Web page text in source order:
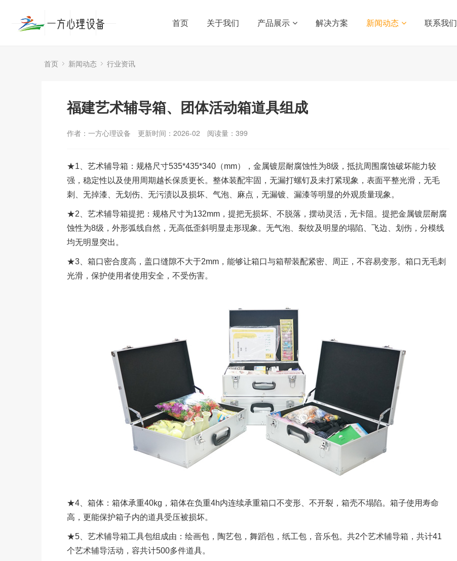
首页 关于我们 产品展示 解决方案 新闻动态 联系我们
首页 新闻动态 行业资讯
福建艺术辅导箱、团体活动箱道具组成
作者：一方心理设备 更新时间：2026-02 阅读量： 399
★1、艺术辅导箱：规格尺寸535*435*340（mm），金属镀层耐腐蚀性为8级，抵抗周围腐蚀破坏能力较
强，稳定性以及使用周期越长保质更长。整体装配牢固，无漏打螺钉及未打紧现象，表面平整光滑，无毛
刺、无掉漆、无划伤、无污渍以及损坏、气泡、麻点，无漏镀、漏漆等明显的外观质量现象。
★2、艺术辅导箱提把：规格尺寸为132mm，提把无损坏、不脱落，摆动灵活，无卡阻。提把金属镀层耐腐
蚀性为8级，外形弧线自然，无高低歪斜明显走形现象。无气泡、裂纹及明显的塌陷、飞边、划伤，分模线
均无明显突出。
★3、箱口密合度高，盖口缝隙不大于2mm，能够让箱口与箱帮装配紧密、周正，不容易变形。箱口无毛刺
光滑，保护使用者使用安全，不受伤害。
★4、箱体：箱体承重40kg，箱体在负重4h内连续承重箱口不变形、不开裂，箱壳不塌陷。箱子使用寿命
高，更能保护箱子内的道具受压被损坏。
★5、艺术辅导箱工具包组成由：绘画包，陶艺包，舞蹈包，纸工包，音乐包。共2个艺术辅导箱，共计41
个艺术辅导活动，容共计500多件道具。